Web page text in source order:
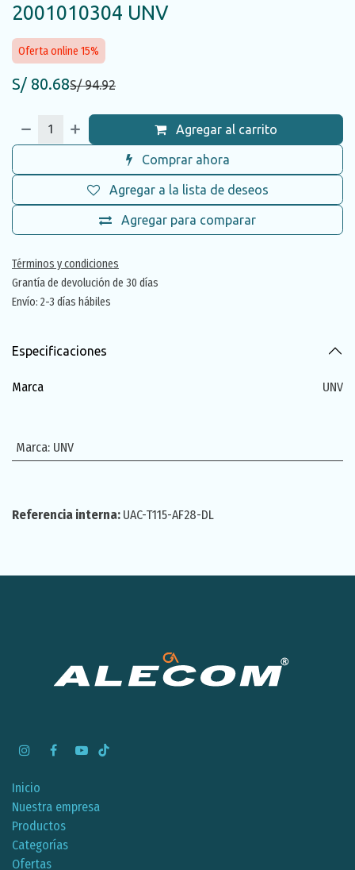
2001010304 UNV
Oferta online 15%
S/ 80.68S/94.92
Agregar al carrito
Comprar ahora
Agregar para comparar
Agregar a la lista de deseos
Términos y condiciones
Grantía de devolución de 30 días
Envío: 2-3 días hábiles
Especificaciones
Marca UNV
Marca: UNV
Referencia interna: UAC-T115-AF28-DL
Inicio
Nuestra empresa
Productos
Categorías
Ofertas